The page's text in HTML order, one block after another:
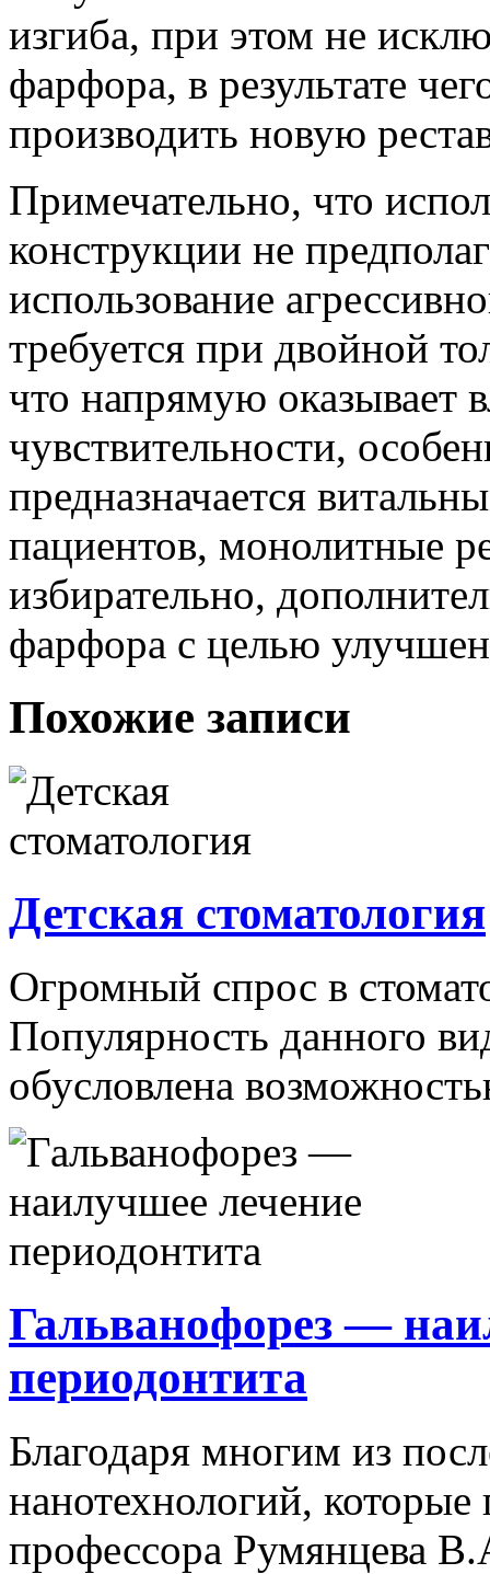
изгиба, при этом не
фарфора, в результате
производить новую
Примечательно, что
конструкции не
использование
требуется при двойной
что напрямую оказывает
чувствительности,
предназначается
пациентов, монолитные
избирательно,
фарфора с целью
Похожие записи
Детская стоматология
Огромный спрос в
Популярность данного
обусловлена
Гальванофорез —
периодонтита
Благодаря многим из
нанотехнологий,
профессора Румянцева